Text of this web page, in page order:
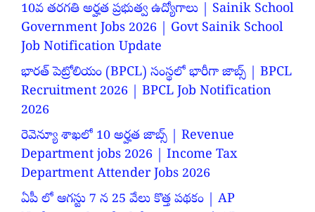
10వ తరగతి అర్హత ప్రభుత్వ ఉద్యోగాలు | Sainik School
Government Jobs 2026 | Govt Sainik School
Job Notification Update
భారత్ పెట్రోలియం (BPCL) సంస్థలో భారీగా జాబ్స్ | BPCL
Recruitment 2026 | BPCL Job Notification
2026
రెవెన్యూ శాఖలో 10 అర్హత జాబ్స్ | Revenue
Department jobs 2026 | Income Tax
Department Attender Jobs 2026
ఏపీ లో ఆగస్టు 7 న 25 వేలు కొత్త పథకం | AP